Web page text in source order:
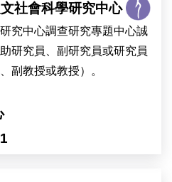
社會科學研究中心
究中心調查研究專題中心誠
研究員、副研究員或研究員
副教授或教授）。
、計算社會科學、文字探勘
者申請。